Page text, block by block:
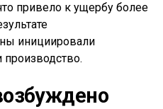
привело к ущербу более
инициировали